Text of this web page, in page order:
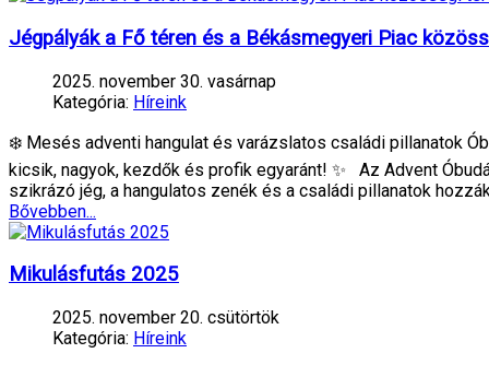
Jégpályák a Fő téren és a Békásmegyeri Piac
2025. november 30. vasárnap
Kategória: Híreink
❄️ Mesés adventi hangulat és varázslatos családi pillanatok
kicsik, nagyok, kezdők és profik egyaránt! ✨ Az Advent
szikrázó jég, a hangulatos zenék és a családi pillanatok
Bővebben...
Mikulásfutás 2025
2025. november 20. csütörtök
Kategória: Híreink